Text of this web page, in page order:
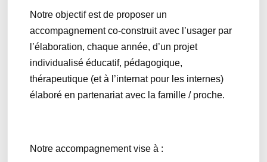
Notre objectif est de proposer un
accompagnement co-construit avec l’usager par
l’élaboration, chaque année, d’un projet
individualisé éducatif, pédagogique,
thérapeutique (et à l’internat pour les internes)
élaboré en partenariat avec la famille / proche.
Notre accompagnement vise à :